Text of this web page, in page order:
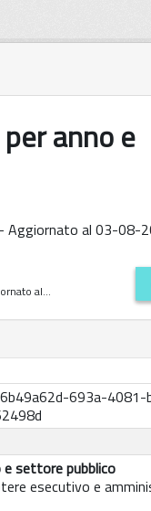
anno e
Aggiornato al 03-08-
al...
693a-4081-
e settore pubblico
esecutivo e